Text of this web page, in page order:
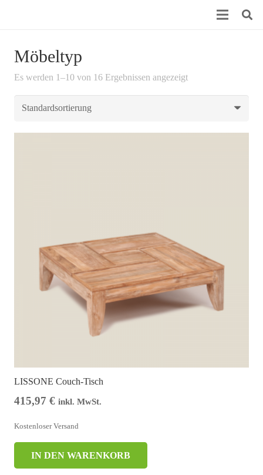
Möbeltyp
Es werden 1–10 von 16 Ergebnissen angezeigt
LISSONE Couch-Tisch
415,97 € inkl. MwSt.
Kostenloser Versand
IN DEN WARENKORB